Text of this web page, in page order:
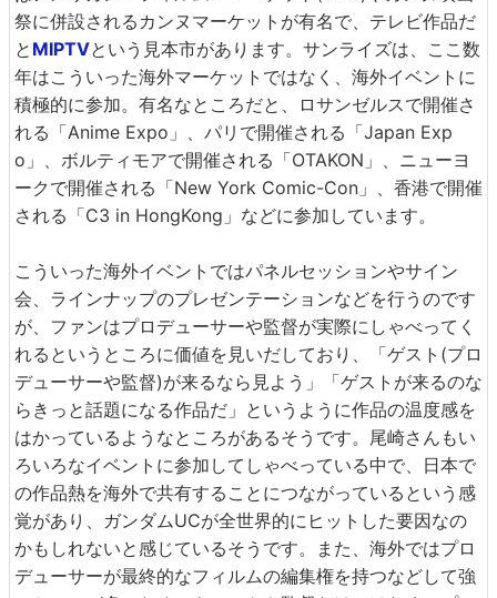
祭に併設されるカンヌマーケットが有名で、テレビ作品だ
と MIPTVという見本市があります。サンライズは、ここ数
年はこういった海外マーケットではなく、海外イベントに
積極的に参加。有名なところだと、ロサンゼルスで開催さ
れる「Anime Expo」、パリで開催される「Japan Exp
o」、ボルティモアで開催される「OTAKON」、ニューヨ
ークで開催される「New York Comic-Con」、香港で開催
される「C3 in HongKong」などに参加しています。
こういった海外イベントではパネルセッションやサイン
会、ラインナップのプレゼンテーションなどを行うのです
が、ファンはプロデューサーや監督が実際にしゃべってく
れるというところに価値を見いだしており、「ゲスト(プロ
デューサーや監督)が来るなら見よう」「ゲストが来るのな
らきっと話題になる作品だ」というように作品の温度感を
はかっているようなところがあるそうです。尾崎さんもい
ろいろなイベントに参加してしゃべっている中で、日本で
の作品熱を海外で共有することにつながっているという感
覚があり、ガンダムUCが全世界的にヒットした要因なの
かもしれないと感じているそうです。また、海外ではプロ
デューサーが最終的なフィルムの編集権を持つなどして強